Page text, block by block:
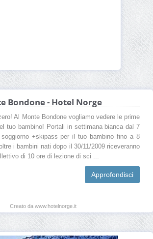
Bondone - Hotel Norge
Al Monte Bondone vogliamo vedere le prime
tuo bambino! Portali in settimana bianca dal 7
+skipass per il tuo bambino fino a 8
i bambini nati dopo il 30/11/2009 riceveranno
di 10 ore di lezione di sci ...
Approfondisci
Creato da www.hotelnorge.it